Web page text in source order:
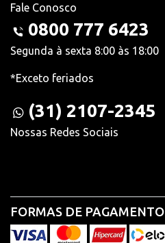
Fale Conosco
0800 777 6423
Segunda à sexta 8:00 às 18:00
*Exceto feriados
(31) 2107-2345
Nossas Redes Sociais
FORMAS DE PAGAMENTO